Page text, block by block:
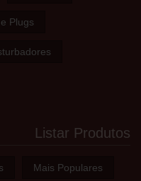
Plugs
Listar Produtos
Mais Populares